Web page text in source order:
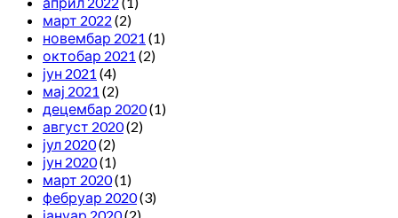
март 2022 (2)
новембар 2021 (1)
октобар 2021 (2)
јун 2021 (4)
мај 2021 (2)
децембар 2020(1)
август 2020(2)
јул 2020(2)
јун 2020(1)
март 2020(1)
фебруар 2020(3)